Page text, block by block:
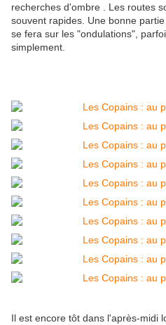
recherches d'ombre . Les routes
souvent rapides. Une bonne
se fera sur les "ondulations",
simplement.
Il est encore tôt dans l'après-midi